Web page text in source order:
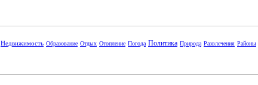
Недвижимость Образование Отдых Отопление Погода Политика Природа Развлечения Районы